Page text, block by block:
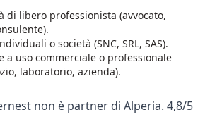
di libero professionista (avvocato,
o società (SNC, SRL, SAS).
a uso commerciale o professionale
laboratorio, azienda).
non è partner di Alperia. 4,8/5